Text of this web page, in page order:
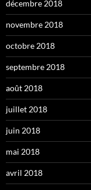
décembre 2018
novembre 2018
octobre 2018
septembre 2018
août 2018
juillet 2018
juin 2018
mai 2018
avril 2018